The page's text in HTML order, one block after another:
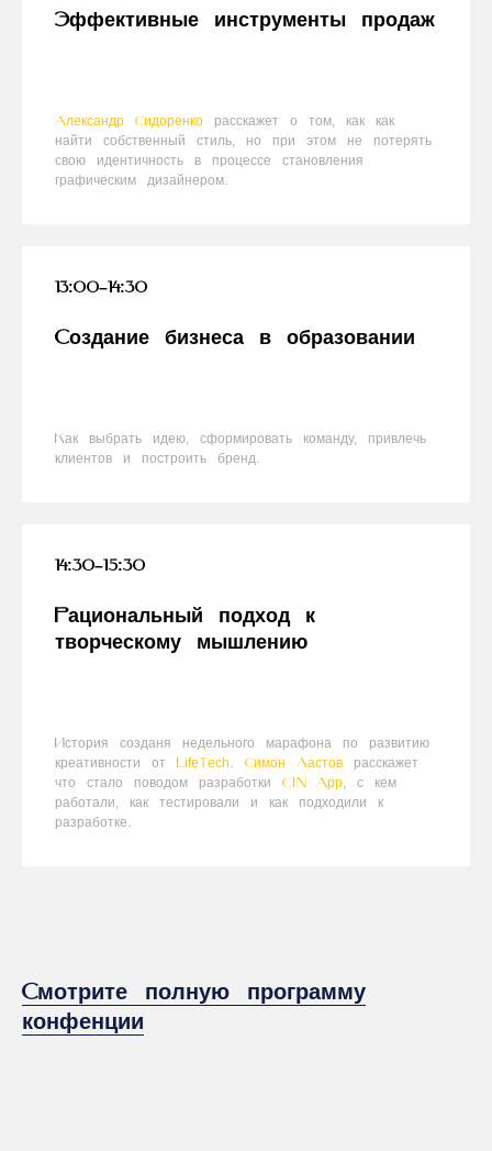
Эффективные инструменты продаж
Александр Сидоренко расскажет о том, как как
найти собственный стиль, но при этом не потерять
свою идентичность в процессе становления
графическим дизайнером.
13:00–14:30
Создание бизнеса в образовании
Как выбрать идею, сформировать команду, привлечь
клиентов и построить бренд.
14:30–15:30
Рациональный подход к
творческому мышлению
История созданя недельного марафона по развитию
креативности от LifeTech. Симон Ластов расскажет
что стало поводом разработки CIN App, с кем
работали, как тестировали и как подходили к
разработке.
Смотрите полную программу
конфенции